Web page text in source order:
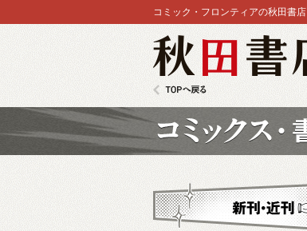
コミック・フロンティアの秋田書店